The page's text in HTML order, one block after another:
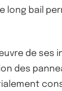
long bail
de ses
des